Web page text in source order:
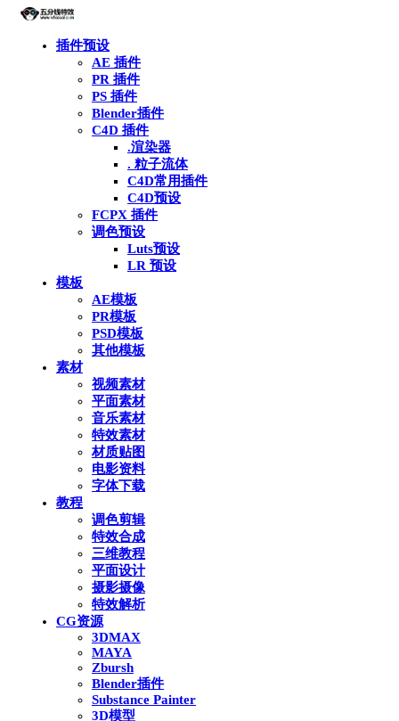
插件预设
AE 插件
PR 插件
PS 插件
Blender插件
C4D 插件
.渲染器
. 粒子流体
C4D常用插件
C4D预设
FCPX 插件
调色预设
Luts预设
LR 预设
模板
AE模板
PR模板
PSD模板
其他模板
素材
视频素材
平面素材
音乐素材
特效素材
材质贴图
电影资料
字体下载
教程
调色剪辑
特效合成
三维教程
平面设计
摄影摄像
特效解析
CG资源
3DMAX
MAYA
Zbursh
Blender插件
Substance Painter
3D模型